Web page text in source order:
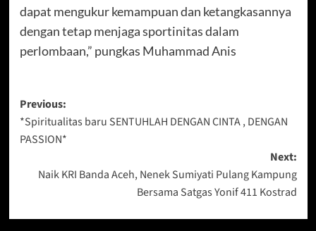
dapat mengukur kemampuan dan ketangkasannya
dengan tetap menjaga sportinitas dalam
perlombaan,” pungkas Muhammad Anis
Post
navigation
Previous:
*Spiritualitas baru SENTUHLAH DENGAN CINTA , DENGAN
PASSION*
Next:
Naik KRI Banda Aceh, Nenek Sumiyati Pulang Kampung
Bersama Satgas Yonif 411 Kostrad